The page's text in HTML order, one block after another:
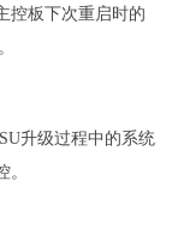
控板下次重启时的
升级过程中的系统